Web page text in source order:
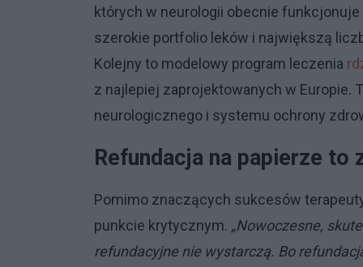
których w neurologii obecnie
szerokie portfolio leków i największą
Kolejny to modelowy program leczenia
z najlepiej zaprojektowanych w Europie.
neurologicznego i systemu ochrony
Refundacja na papierze to
Pomimo znaczących sukcesów
punkcie krytycznym. „Nowoczesne,
refundacyjne nie wystarczą. Bo